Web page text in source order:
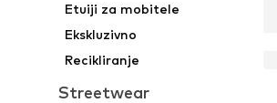
Etuiji za mobitele
Ekskluzivno
Recikliranje
Streetwear